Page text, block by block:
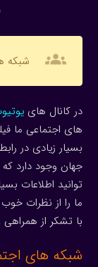
groups شبکه
در کانال های
های اجتماعی ما
بسیار زیادی در
جهان وجود دارد
توانید اطلاعات
ما را از نظرات
با تشکر از
شبکه های